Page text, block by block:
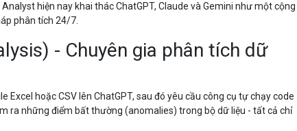
hiện nay khai thác ChatGPT, Claude và Gemini như một cộng
phân tích 24/7.
- Chuyên gia phân tích dữ
hoặc CSV lên ChatGPT, sau đó yêu cầu công cụ tự chạy code
ra những điểm bất thường (anomalies) trong bộ dữ liệu - tất cả chỉ